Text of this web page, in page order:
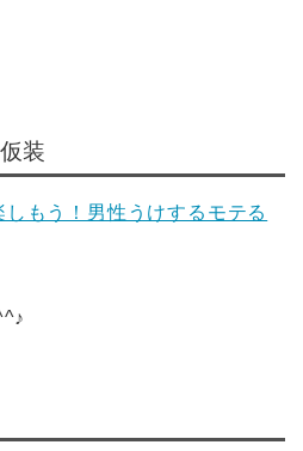
装
もう！男性うけするモテる